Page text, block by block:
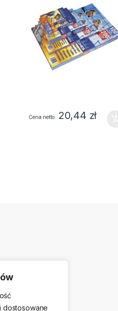
dostosowane
Cena netto 20,44 zł
474 442